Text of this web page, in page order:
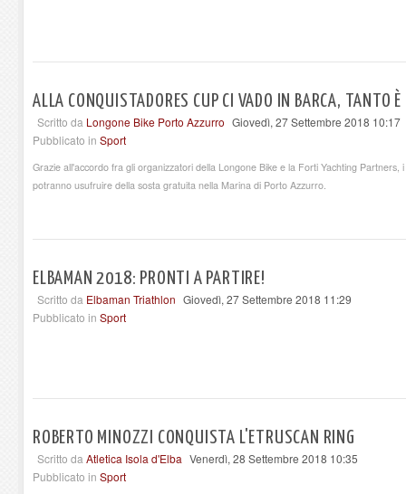
ALLA CONQUISTADORES CUP CI VADO IN BARCA, TANTO
Scritto da Longone Bike Porto Azzurro Giovedì, 27 Settembre 2018 10:17
Pubblicato in Sport
Grazie all'accordo fra gli organizzatori della Longone Bike e la Forti Yachting Partners,
potranno usufruire della sosta gratuita nella Marina di Porto Azzurro.
ELBAMAN 2018: PRONTI A PARTIRE!
Scritto da Elbaman Triathlon Giovedì, 27 Settembre 2018 11:29
Pubblicato in Sport
ROBERTO MINOZZI CONQUISTA L'ETRUSCAN RING
Scritto da Atletica Isola d'Elba Venerdì, 28 Settembre 2018 10:35
Pubblicato in Sport